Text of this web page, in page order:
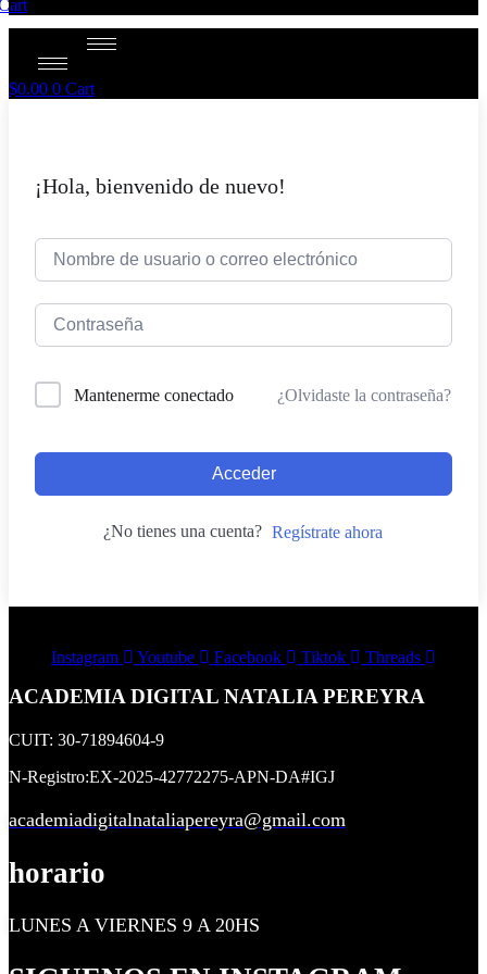
$0.00 0 Cart
¡Hola, bienvenido de nuevo!
Mantenerme conectado ¿Olvidaste la contraseña?
Acceder
¿No tienes una cuenta? Regístrate ahora
Instagram Youtube Facebook Tiktok Threads
ACADEMIA DIGITAL NATALIA PEREYRA
CUIT: 30-71894604-9
N-Registro:EX-2025-42772275-APN-DA#IGJ
academiadigitalnataliapereyra@gmail.com
horario
LUNES A VIERNES 9 A 20HS